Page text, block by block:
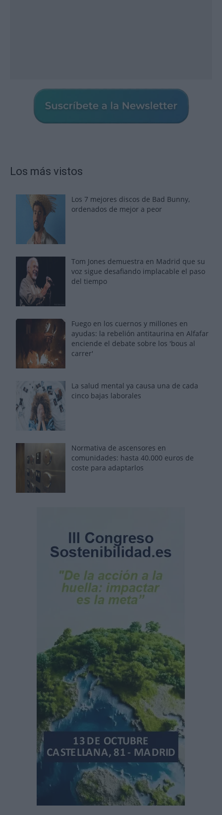
Los más vistos
Los 7 mejores discos de Bad Bunny,
ordenados de mejor a peor
Tom Jones demuestra en Madrid que su
voz sigue desafiando implacable el paso
del tiempo
Fuego en los cuernos y millones en
ayudas: la rebelión antitaurina en Alfafar
enciende el debate sobre los 'bous al
carrer'
La salud mental ya causa una de cada
cinco bajas laborales
Normativa de ascensores en
comunidades: hasta 40.000 euros de
coste para adaptarlos